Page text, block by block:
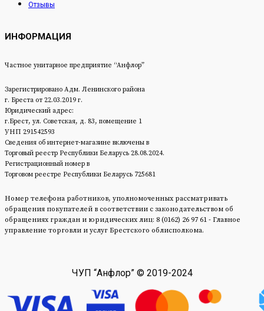
Отзывы
ИНФОРМАЦИЯ
Частное унитарное предприятие “Анфлор”
Зарегистрировано Адм. Ленинского района
г. Бреста от 22.03.2019 г.
Юридический адрес:
г.Брест, ул. Советская, д. 83, помещение 1
УНП 291542593
Сведения об интернет-магазине включены в
Торговый реестр Республики Беларусь 28.08.2024.
Регистрационный номер в
Торговом реестре Республики Беларусь 725681
Номер телефона работников, уполномоченных рассматривать
обращения покупателей в соответствии с законодательством об
обращениях граждан и юридических лиц: 8 (0162) 26 97 61 - Главное
управление торговли и услуг Брестского облисполкома.
ЧУП “Анфлор” © 2019-2024